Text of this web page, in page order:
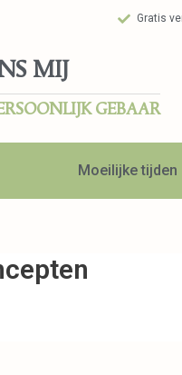
Gratis
MIJ
GEBAAR
Moeilijke tijden